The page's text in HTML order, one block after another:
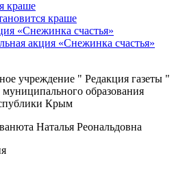
краше
акция «Снежинка счастья»
учреждение " Редакция газеты "
образования
Крым
Наталья Реональдовна